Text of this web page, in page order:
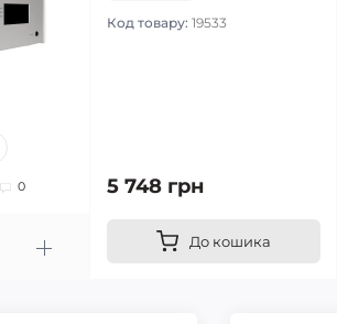
0
Код товару: 19533
5 748 грн
До кошика